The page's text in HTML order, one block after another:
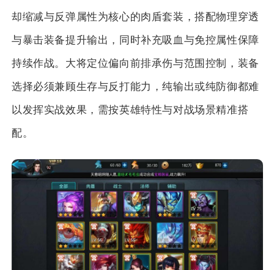
却缩减与反弹属性为核心的肉盾套装，搭配物理穿透
与暴击装备提升输出，同时补充吸血与免控属性保障
持续作战。大将定位偏向前排承伤与范围控制，装备
选择必须兼顾生存与反打能力，纯输出或纯防御都难
以发挥实战效果，需按英雄特性与对战场景精准搭
配。